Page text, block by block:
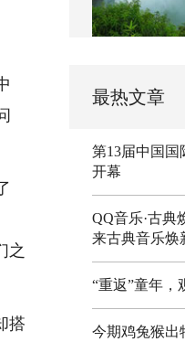
之
搭
最热文章
第13届中国国
开幕
QQ音乐·古典
来古典音乐焕
“重返”童年，
今期鸡兔猴出